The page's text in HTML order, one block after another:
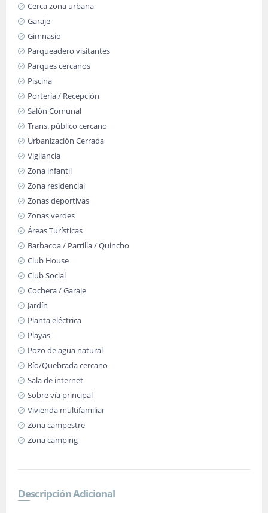
Cerca zona urbana
Garaje
Gimnasio
Parqueadero visitantes
Parques cercanos
Piscina
Portería / Recepción
Salón Comunal
Trans. público cercano
Urbanización Cerrada
Vigilancia
Zona infantil
Zona residencial
Zonas deportivas
Zonas verdes
Áreas Turísticas
Barbacoa / Parrilla / Quincho
Club House
Club Social
Cochera / Garaje
Jardín
Planta eléctrica
Playas
Pozo de agua natural
Río/Quebrada cercano
Sala de internet
Sobre vía principal
Vivienda multifamiliar
Zona campestre
Zona camping
Descripción Adicional